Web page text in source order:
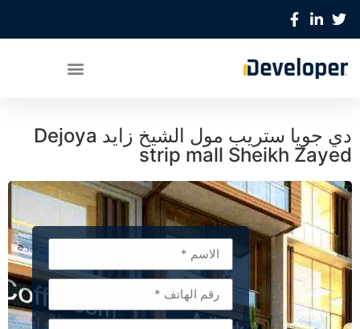
دي جويا ستريب مول الشيخ زايد Dejoya
strip mall Sheikh Zayed